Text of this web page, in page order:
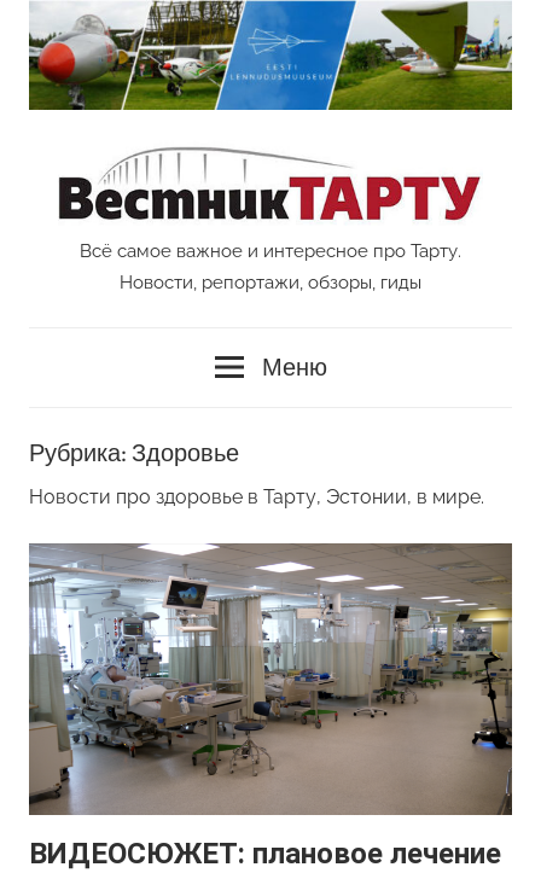
Перейти
содержимому
Vestnik
Всё самое важное и интересное про Тарту.
Новости, репортажи, обзоры, гиды
Меню
Рубрика: Здоровье
Новости про здоровье в Тарту, Эстонии, в мире.
ВИДЕОСЮЖЕТ: плановое лечение